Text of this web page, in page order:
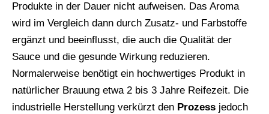
Produkte in der Dauer nicht aufweisen. Das Aroma
wird im Vergleich dann durch Zusatz- und Farbstoffe
ergänzt und beeinflusst, die auch die Qualität der
Sauce und die gesunde Wirkung reduzieren.
Normalerweise benötigt ein hochwertiges Produkt in
natürlicher Brauung etwa 2 bis 3 Jahre Reifezeit. Die
industrielle Herstellung verkürzt den Prozess jedoch